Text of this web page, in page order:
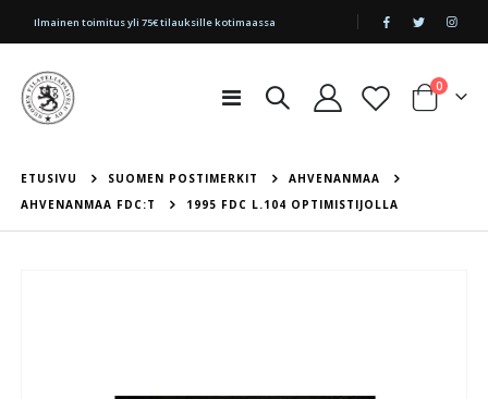
|
Ilmainen toimitus yli 75€ tilauksille kotimaassa
Toggle
Cart
0tuotetta
ETUSIVU SUOMEN POSTIMERKIT
AHVENANMAA
AHVENANMAA FDC:T
1995 FDC L.104 OPTIMISTIJOLLA